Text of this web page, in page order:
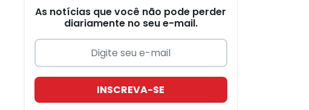
As notícias que você não pode perder
diariamente no seu e-mail.
INSCREVA-SE